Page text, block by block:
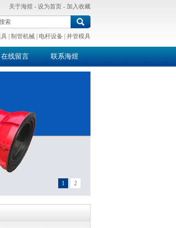
关于海煜 - 设为首页 - 加入收藏
制管机械 电杆设备 井管模具
在线留言 联系海煜
1 2